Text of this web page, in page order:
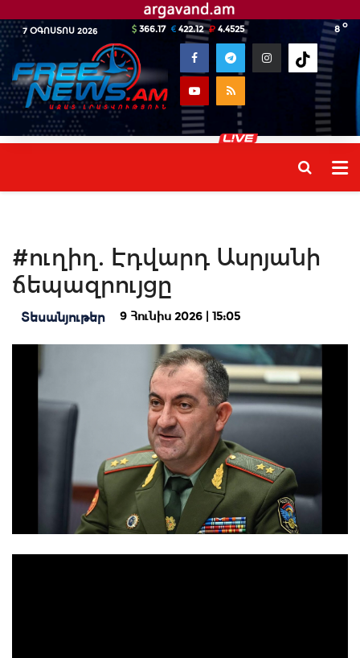
7 ՕԳՈՍՏՈՍ 2026 8 o
366.17 422.12 4.4525
#ուղիղ. Էդվարդ Ասրյանի
ճեպազրույցը
Տեսանյութեր 9 Հունիս 2026 | 15:05